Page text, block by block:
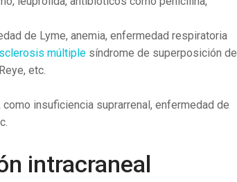
de Lyme, anemia, enfermedad respiratoria
múltiple síndrome de superposición de
etc.
insuficiencia suprarrenal, enfermedad de
intracraneal